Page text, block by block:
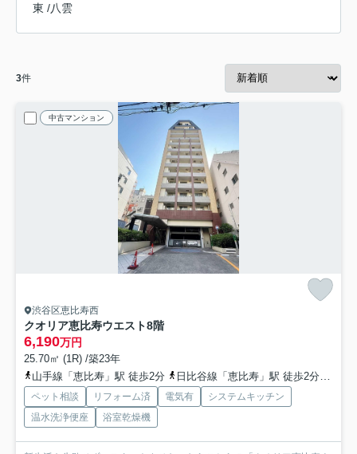
東 /八雲
3件
中古マンション
渋谷区恵比寿西
クオリア恵比寿ウエスト8階
6,190万円
25.70㎡ (1R) /築23年
山手線「恵比寿」駅 徒歩2分
日比谷線「恵比寿」駅 徒歩2分
ペット相談 リフォーム済 電気有
システムキッチン
温水洗浄便座
浴室乾燥機